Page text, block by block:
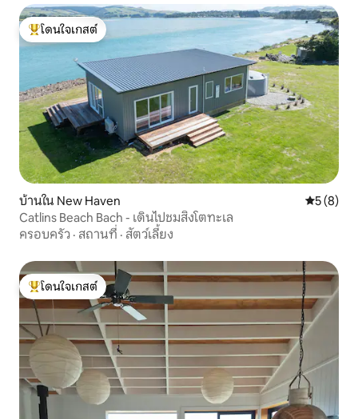
โดนใจเกสต์ที่สุด
โดนใจเกสต์
บ้านใน New Haven คะแนนเฉ
5 (8)
Catlins Beach Bach - เดินไปชมสิงโตทะเล
ครอบครัว · สถานที่ · สัตว์เลี้ยง
โดนใจเกสต์ที่สุด
โดนใจเกสต์